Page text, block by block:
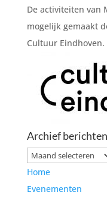
naar:
De activiteiten van
mogelijk gemaakt
Cultuur Eindhoven.
Archief berichten
Archief
berichten
Home
Evenementen